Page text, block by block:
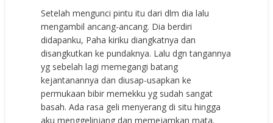
Setelah mengunci pintu itu dari dlm dia lalu
mengambil ancang-ancang. Dia berdiri
didapanku, Paha kiriku diangkatnya dan
disangkutkan ke pundaknya. Lalu dgn tangannya
yg sebelah lagi memegangi batang
kejantanannya dan diusap-usapkan ke
permukaan bibir memekku yg sudah sangat
basah. Ada rasa geli menyerang di situ hingga
aku menggelinjang dan memejamkan mata.